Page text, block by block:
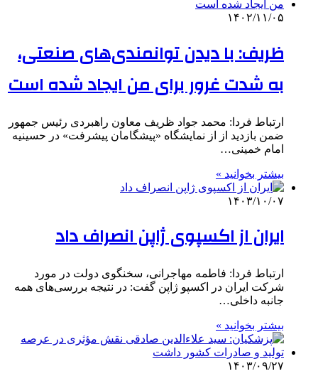
۱۴۰۲/۱۱/۰۵
ظریف: با دیدن توانمندی‌های صنعتی،
به شدت غرور برای من ایجاد شده است
ارتباط فردا: محمد جواد ظریف معاون راهبردی رئیس جمهور
ضمن بازدید از از نمایشگاه «پیشگامان پیشرفت» در حسینیه
امام خمینی…
بیشتر بخوانید »
۱۴۰۳/۱۰/۰۷
ایران از اکسپوی ژاپن انصراف داد
ارتباط فردا: فاطمه مهاجرانی، سخنگوی دولت در مورد
شرکت ایران در اکسپو ژاپن گفت: در نتیجه بررسی‌های همه
جانبه داخلی…
بیشتر بخوانید »
۱۴۰۳/۰۹/۲۷